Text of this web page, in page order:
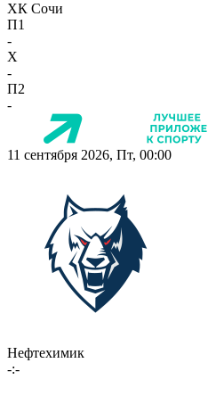
ХК Сочи
П1
-
X
-
П2
-
11 сентября 2026, Пт, 00:00
Нефтехимик
-:-